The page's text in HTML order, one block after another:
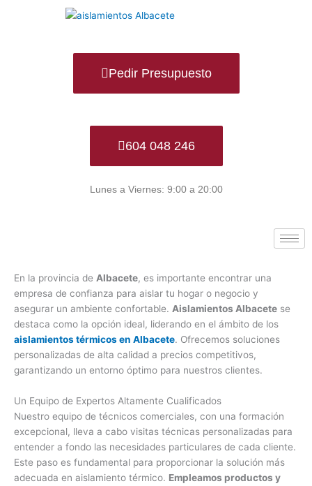
Pedir Presupuesto
604 048 246
Lunes a Viernes: 9:00 a 20:00
En la provincia de Albacete, es importante encontrar una
empresa de confianza para aislar tu hogar o negocio y
asegurar un ambiente confortable. Aislamientos Albacete se
destaca como la opción ideal, liderando en el ámbito de los
aislamientos térmicos en Albacete. Ofrecemos soluciones
personalizadas de alta calidad a precios competitivos,
garantizando un entorno óptimo para nuestros clientes.
Un Equipo de Expertos Altamente Cualificados
Nuestro equipo de técnicos comerciales, con una formación
excepcional, lleva a cabo visitas técnicas personalizadas para
entender a fondo las necesidades particulares de cada cliente.
Este paso es fundamental para proporcionar la solución más
adecuada en aislamiento térmico. Empleamos productos y